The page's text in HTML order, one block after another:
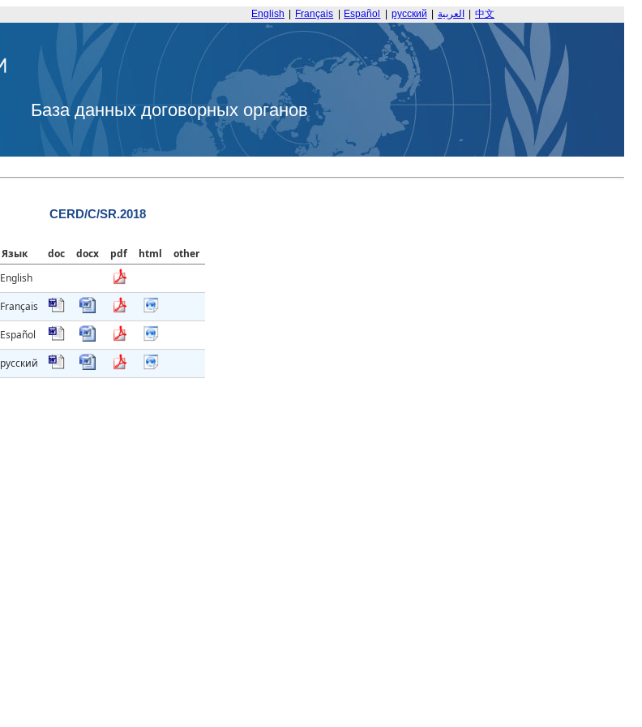
English Français Español русский العربية 中文
База данных договорных органов
CERD/C/SR.2018
Язык doc docx pdf html
other
English
Français
Español
русский